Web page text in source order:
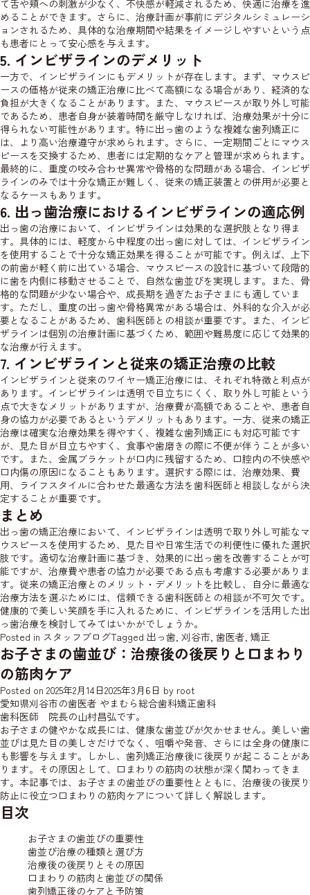
て舌や頬への刺激が少なく、不快感が軽減されるため、快適に治療を進
めることができます。さらに、治療計画が事前にデジタルシミュレーシ
ョンされるため、具体的な治療期間や結果をイメージしやすいという点
も患者にとって安心感を与えます。
5. インビザラインのデメリット
一方で、インビザラインにもデメリットが存在します。まず、マウスピ
ースの価格が従来の矯正治療に比べて高額になる場合があり、経済的な
負担が大きくなることがあります。また、マウスピースが取り外し可能
であるため、患者自身が装着時間を厳守しなければ、治療効果が十分に
得られない可能性があります。特に出っ歯のような複雑な歯列矯正に
は、より高い治療遵守が求められます。さらに、一定期間ごとにマウス
ピースを交換するため、患者には定期的なケアと管理が求められます。
最終的に、重度の咬み合わせ異常や骨格的な問題がある場合、インビザ
ラインのみでは十分な矯正が難しく、従来の矯正装置との併用が必要と
なるケースもあります。
6. 出っ歯治療におけるインビザラインの適応例
出っ歯の治療において、インビザラインは効果的な選択肢となり得ま
す。具体的には、軽度から中程度の出っ歯に対しては、インビザライン
を使用することで十分な矯正効果を得ることが可能です。例えば、上下
の前歯が軽く前に出ている場合、マウスピースの設計に基づいて段階的
に歯を内側に移動させることで、自然な歯並びを実現します。また、骨
格的な問題が少ない場合や、成長期を過ぎたお子さまにも適していま
す。ただし、重度の出っ歯や骨格異常がある場合は、外科的な介入が必
要となることがあるため、歯科医師との相談が重要です。また、インビ
ザラインは個別の治療計画に基づくため、範囲や難易度に応じて効果的
な治療が行えます。
7. インビザラインと従来の矯正治療の比較
インビザラインと従来のワイヤー矯正治療には、それぞれ特徴と利点が
あります。インビザラインは透明で目立ちにくく、取り外し可能という
点で大きなメリットがありますが、治療費が高額であることや、患者自
身の協力が必要であるというデメリットもあります。一方、従来の矯正
治療は確実な治療効果を得やすく、複雑な歯列矯正にも対応可能です
が、見た目が目立ちやすく、食事や歯磨きの際に不便が伴うことが多い
です。また、金属ブラケットが口内に残留するため、口腔内の不快感や
口内傷の原因になることもあります。選択する際には、治療効果、費
用、ライフスタイルに合わせた最適な方法を歯科医師と相談しながら決
定することが重要です。
まとめ
出っ歯の矯正治療において、インビザラインは透明で取り外し可能なマ
ウスピースを使用するため、見た目や日常生活での利便性に優れた選択
肢です。適切な治療計画に基づき、効果的に出っ歯を改善することが可
能ですが、治療費や患者の協力が必要である点も考慮する必要がありま
す。従来の矯正治療とのメリット・デメリットを比較し、自分に最適な
治療方法を選ぶためには、信頼できる歯科医師との相談が不可欠です。
健康的で美しい笑顔を手に入れるために、インビザラインを活用した出
っ歯治療を検討してみてはいかがでしょうか。
Posted in スタッフブログTagged 出っ歯, 刈谷市, 歯医者, 矯正
お子さまの歯並び：治療後の後戻りと口まわり
の筋肉ケア
Posted on 2025年2月14日2025年3月6日 by root
愛知県刈谷市の歯医者 やまむら総合歯科矯正歯科
歯科医師 院長の山村昌弘です。
お子さまの健やかな成長には、健康な歯並びが欠かせません。美しい歯
並びは見た目の美しさだけでなく、咀嚼や発音、さらには全身の健康に
も影響を与えます。しかし、歯列矯正治療後に後戻りが起こることがあ
ります。その原因として、口まわりの筋肉の状態が深く関わってきま
す。本記事では、お子さまの歯並びの重要性とともに、治療後の後戻り
防止に役立つ口まわりの筋肉ケアについて詳しく解説します。
目次
お子さまの歯並びの重要性
歯並び治療の種類と選び方
治療後の後戻りとその原因
口まわりの筋肉と歯並びの関係
歯列矯正後のケアと予防策